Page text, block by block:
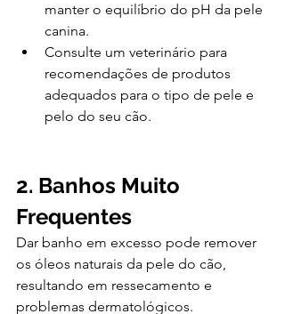
manter o equilíbrio do pH da pele
canina.
Consulte um veterinário para
recomendações de produtos
adequados para o tipo de pele e
pelo do seu cão.
2. Banhos Muito
Frequentes
Dar banho em excesso pode remover
os óleos naturais da pele do cão,
resultando em ressecamento e
problemas dermatológicos.